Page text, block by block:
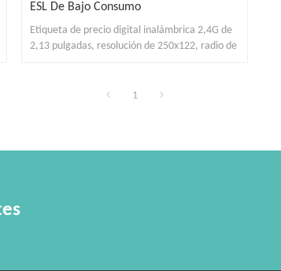
ESL De Bajo Consumo
Etiqueta de precio digital inalámbrica 2,4G de
2,13 pulgadas, resolución de 250x122, radio de
1